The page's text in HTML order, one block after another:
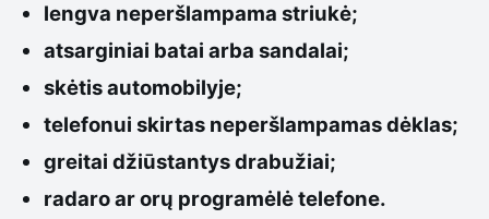
lengva neperšlampama striukė;
atsarginiai batai arba sandalai;
skėtis automobilyje;
telefonui skirtas neperšlampamas dėklas;
greitai džiūstantys drabužiai;
radaro ar orų programėlė telefone.